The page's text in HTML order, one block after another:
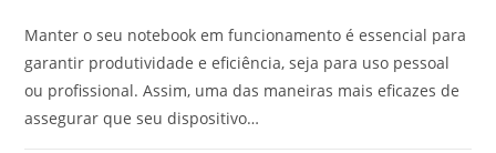
Manter o seu notebook em funcionamento é essencial para
garantir produtividade e eficiência, seja para uso pessoal
ou profissional. Assim, uma das maneiras mais eficazes de
assegurar que seu dispositivo…